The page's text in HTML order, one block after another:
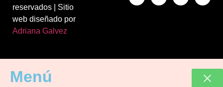
reservados | Sitio
web diseñado por
Adriana Galvez
Menú